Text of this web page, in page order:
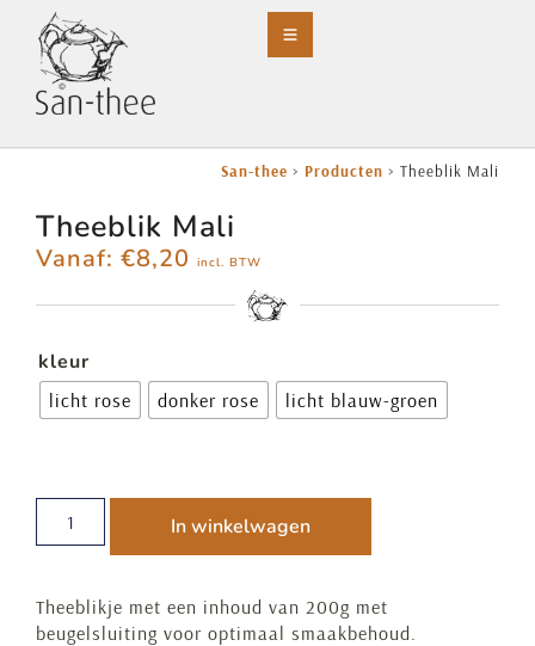
San-thee > Producten > Theeblik Mali
Theeblik Mali
Vanaf: €8,20 incl. BTW
kleur
licht rose donker rose licht blauw-groen
In winkelwagen
Theeblikje met een inhoud van 200g met
beugelsluiting voor optimaal smaakbehoud.